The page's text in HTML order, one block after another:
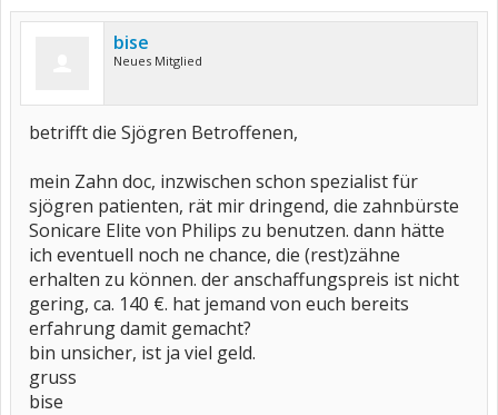
bise
Neues Mitglied
betrifft die Sjögren Betroffenen,
mein Zahn doc, inzwischen schon spezialist für
sjögren patienten, rät mir dringend, die zahnbürste
Sonicare Elite von Philips zu benutzen. dann hätte
ich eventuell noch ne chance, die (rest)zähne
erhalten zu können. der anschaffungspreis ist nicht
gering, ca. 140 €. hat jemand von euch bereits
erfahrung damit gemacht?
bin unsicher, ist ja viel geld.
gruss
bise